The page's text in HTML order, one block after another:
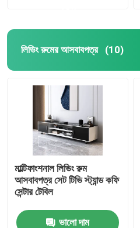
লিভিং রুমের আসবাবপত্র (10)
মাল্টিফাংশনাল লিভিং রুম
আসবাবপত্র সেট টিভি স্ট্যান্ড কফি
সেন্টার টেবিল
ভালো দাম